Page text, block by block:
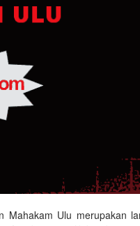
Mahakam Ulu merupakan